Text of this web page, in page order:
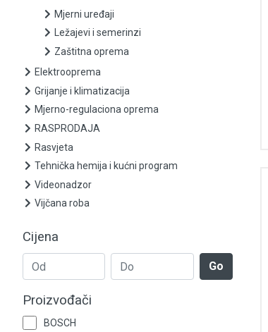
Pribor i oprema za gravirke
Pribor i oprema za zavarivanje
Rezne i brusne ploče za brusilice
Setovi raznog pribora
Mjerni uređaji
Zaštitna oprema
Elektrooprema
Grijanje i klimatizacija
Mjerno-regulaciona oprema
Mjerni uređaji
Ležajevi i semerinzi
Zaštitna oprema
Elektrooprema
Grijanje i klimatizacija
Mjerno-regulaciona oprema
RASPRODAJA
Rasvjeta
Tehnička hemija i kućni program
Videonadzor
Vijčana roba
Cijena
Go
Proizvođači
BOSCH